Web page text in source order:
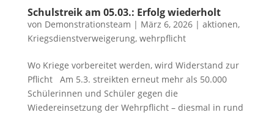
Schulstreik am 05.03.: Erfolg wiederholt
von Demonstrationsteam | März 6, 2026| aktionen,
Kriegsdienstverweigerung, wehrpflicht
Wo Kriege vorbereitet werden, wird Widerstand zur
Pflicht Am 5.3. streikten erneut mehr als 50.000
Schülerinnen und Schüler gegen die
Wiedereinsetzung der Wehrpflicht – diesmal in rund